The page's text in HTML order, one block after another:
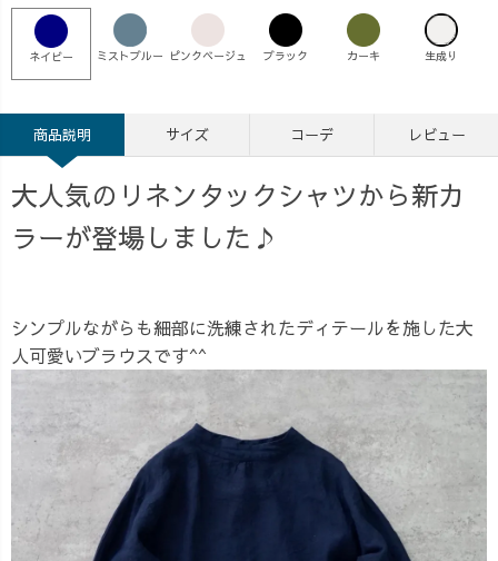
ネイビー ミストブルー ピンクベージュ ブラック カーキ 生成り
商品説明 サイズ コーデ レビュー
大人気のリネンタックシャツから新カ
ラーが登場しました♪
シンプルながらも細部に洗練されたディテールを施した大
人可愛いブラウスです^^